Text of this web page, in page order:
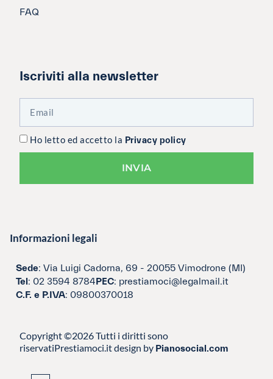
FAQ
Iscriviti alla newsletter
Ho letto ed accetto la Privacy policy
INVIA
Informazioni legali
Sede: Via Luigi Cadorna, 69 - 20055 Vimodrone (MI)
Tel: 02 3594 8784PEC: prestiamoci@legalmail.it
C.F. e P.IVA: 09800370018
Copyright ©2026 Tutti i diritti sono
riservatiPrestiamoci.it design by Pianosocial.com